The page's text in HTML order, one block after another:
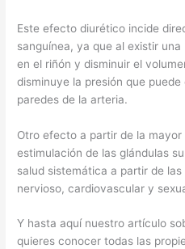
Este efecto diurético incide
sanguínea, ya que al existir
en el riñón y disminuir el
disminuye la presión que
paredes de la arteria.
Otro efecto a partir de la
estimulación de las glándulas
salud sistemática a partir de
nervioso, cardiovascular y
Y hasta aquí nuestro artículo
quieres conocer todas las